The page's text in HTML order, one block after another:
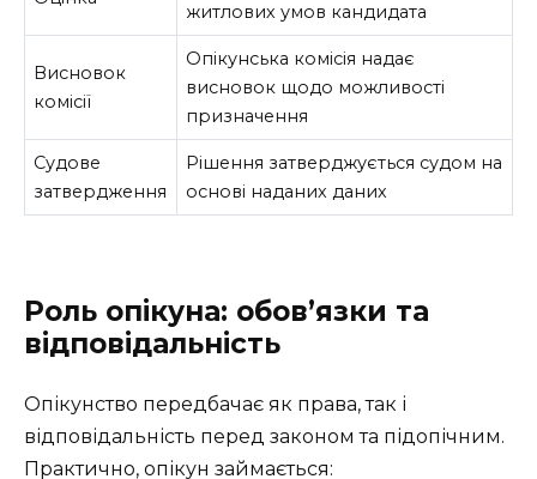
житлових умов кандидата
Висновок
комісії
Опікунська комісія надає
висновок щодо можливості
призначення
Судове
затвердження
Рішення затверджується судом на
основі наданих даних
Роль опікуна: обов’язки та
відповідальність
Опікунство передбачає як права, так і
відповідальність перед законом та підопічним.
Практично, опікун займається: